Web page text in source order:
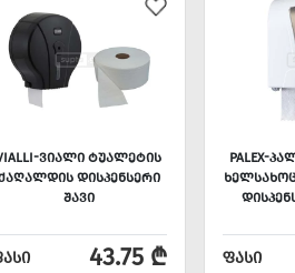
ᲕᲘᲐᲚᲘ ᲢᲣᲐᲚᲔᲢᲘᲡ
ᲓᲘᲡᲞᲔᲜᲡᲔᲠᲘ
ᲨᲐᲕᲘ
43.75 ₾
PALEX-
ᲤᲐᲡᲘ